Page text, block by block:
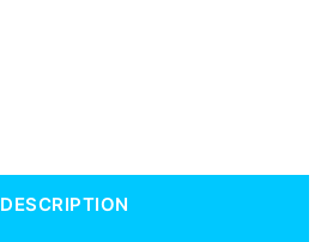
DESCRIPTION